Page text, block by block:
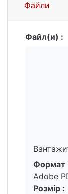
Файли
Файл(и) :
Формат
Adobe
Розмір :